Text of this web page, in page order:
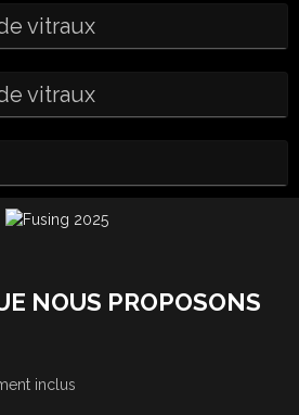
vitraux
vitraux
NOUS PROPOSONS
inclus